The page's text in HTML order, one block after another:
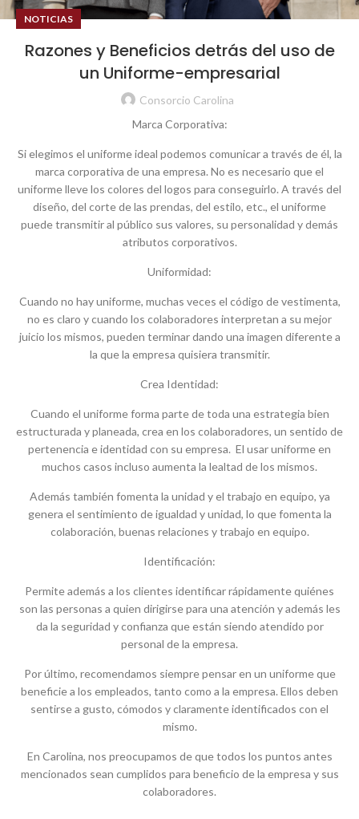
NOTICIAS
Razones y Beneficios detrás del uso de
un Uniforme-empresarial
Consorcio Carolina
Marca Corporativa:
Si elegimos el uniforme ideal podemos comunicar a través de él, la
marca corporativa de una empresa. No es necesario que el
uniforme lleve los colores del logos para conseguirlo. A través del
diseño, del corte de las prendas, del estilo, etc., el uniforme
puede transmitir al público sus valores, su personalidad y demás
atributos corporativos.
Uniformidad:
Cuando no hay uniforme, muchas veces el código de vestimenta,
no es claro y cuando los colaboradores interpretan a su mejor
juicio los mismos, pueden terminar dando una imagen diferente a
la que la empresa quisiera transmitir.
Crea Identidad:
Cuando el uniforme forma parte de toda una estrategia bien
estructurada y planeada, crea en los colaboradores, un sentido de
pertenencia e identidad con su empresa. El usar uniforme en
muchos casos incluso aumenta la lealtad de los mismos.
Además también fomenta la unidad y el trabajo en equipo, ya
genera el sentimiento de igualdad y unidad, lo que fomenta la
colaboración, buenas relaciones y trabajo en equipo.
Identificación:
Permite además a los clientes identificar rápidamente quiénes
son las personas a quien dirigirse para una atención y además les
da la seguridad y confianza que están siendo atendido por
personal de la empresa.
Por último, recomendamos siempre pensar en un uniforme que
beneficie a los empleados, tanto como a la empresa. Ellos deben
sentirse a gusto, cómodos y claramente identificados con el
mismo.
En Carolina, nos preocupamos de que todos los puntos antes
mencionados sean cumplidos para beneficio de la empresa y sus
colaboradores.